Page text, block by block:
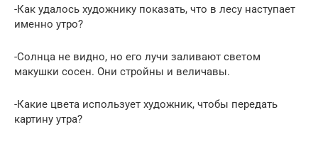
-Как удалось художнику показать, что в лесу наступает
именно утро?
-Солнца не видно, но его лучи заливают светом
макушки сосен. Они стройны и величавы.
-Какие цвета использует художник, чтобы передать
картину утра?